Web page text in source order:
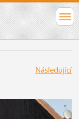
Následující